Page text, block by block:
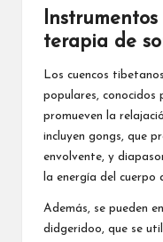
terapia de
Los cuencos
populares, conocidos
promueven la
incluyen gongs, que
envolvente, y
la energía del cuerpo
Además, se pueden
didgeridoo, que se